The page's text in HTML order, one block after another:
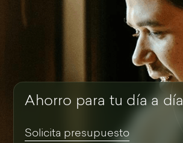
Ahorro para tu día a día
Solicita presupuesto